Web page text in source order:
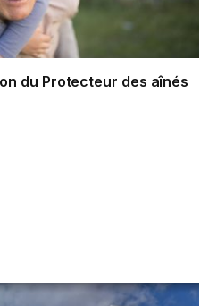
du Protecteur des aînés